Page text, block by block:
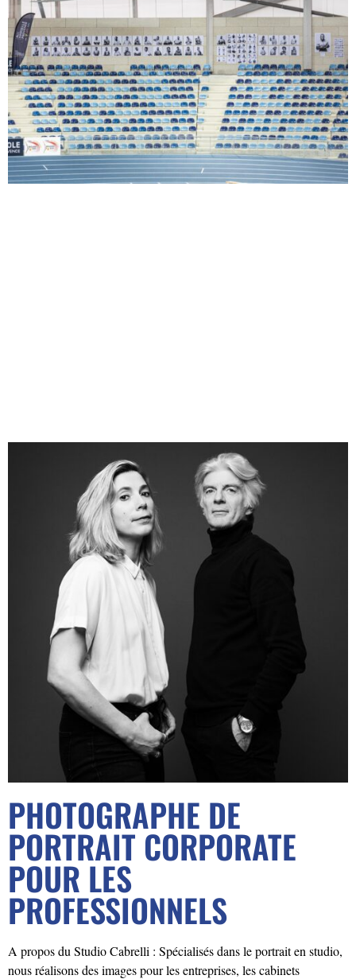
PHOTOGRAPHE DE
PORTRAIT CORPORATE
POUR LES
PROFESSIONNELS
A propos du Studio Cabrelli : Spécialisés dans le portrait en studio,
nous réalisons des images pour les entreprises, les cabinets